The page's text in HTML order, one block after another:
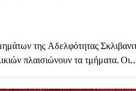
της Αδελφότητας
πλαισιώνουν τα τμήματα.